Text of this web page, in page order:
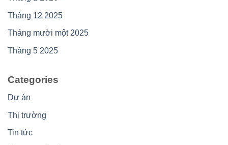
Tháng 12 2025
Tháng mười một 2025
Tháng 5 2025
Categories
Dự án
Thị trường
Tin tức